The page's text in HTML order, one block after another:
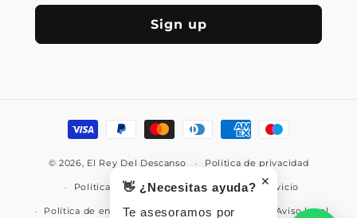
Sign up
Formas
de
pago
© 2026, El Rey Del Descanso Política de privacidad
Política de reembolso Términos del servicio
Política de envío Información de contacto Aviso legal
✕
👋 ¿Necesitas ayuda?
Te asesoramos por